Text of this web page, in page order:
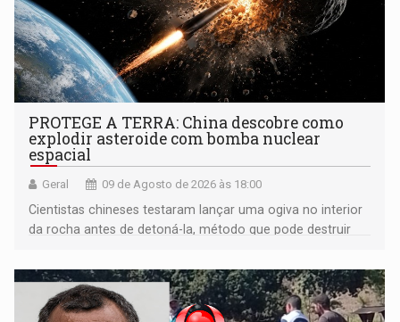
PROTEGE A TERRA: China descobre como
explodir asteroide com bomba nuclear
espacial
Geral 09 de Agosto de 2026 às 18:00
Cientistas chineses testaram lançar uma ogiva no interior
da rocha antes de detoná-la, método que pode destruir